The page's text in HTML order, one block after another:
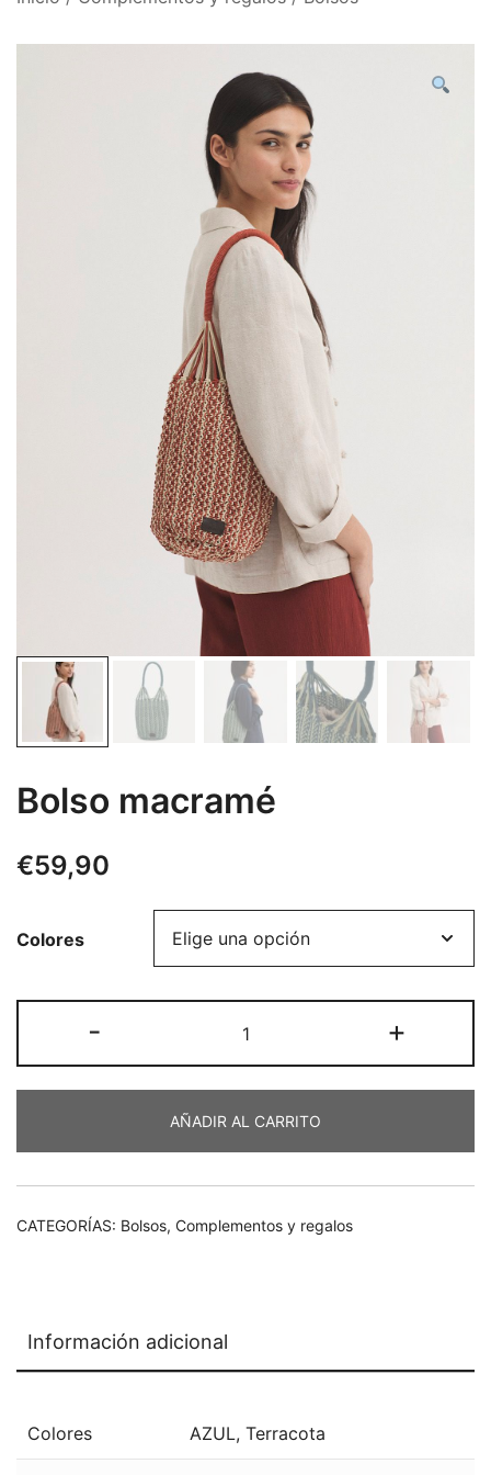
Bolso macramé
€59,90
Colores
-
macramé
cantidad
+
AÑADIR AL CARRITO
CATEGORÍAS: Bolsos, Complementos y regalos
Información adicional
Colores AZUL, Terracota